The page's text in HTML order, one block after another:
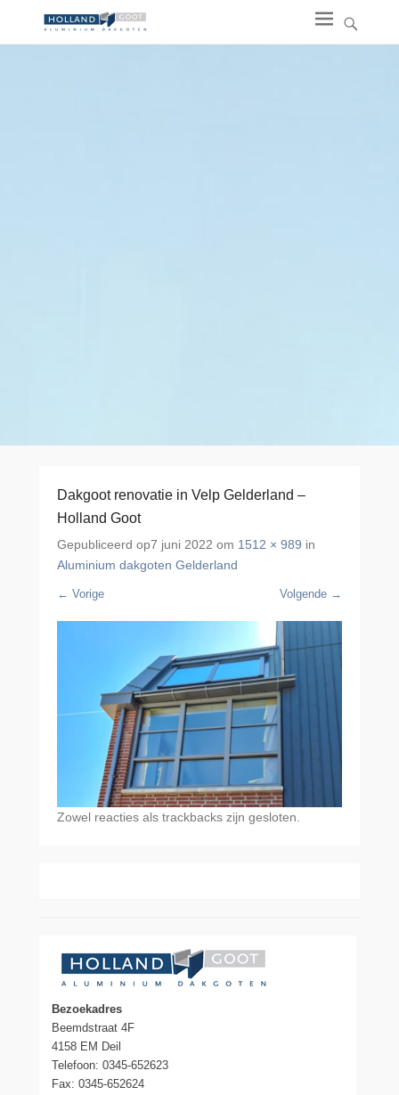
Dakgoot renovatie in Velp Gelderland –
Holland Goot
Gepubliceerd op7 juni 2022 om 1512 × 989 in
Aluminium dakgoten Gelderland
← Vorige Volgende →
Zowel reacties als trackbacks zijn gesloten.
Bezoekadres
Beemdstraat 4F
4158 EM Deil
Telefoon: 0345-652623
Fax: 0345-652624